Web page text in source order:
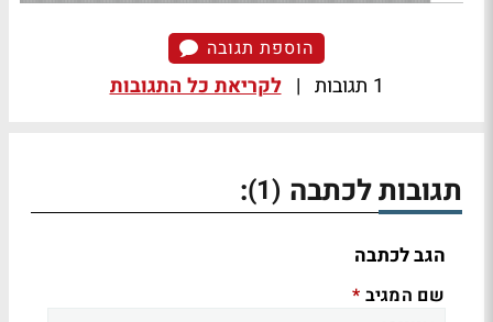
הוספת תגובה
1 תגובות | לקריאת כל התגובות
תגובות לכתבה (1)
:
הגב לכתבה
שם המגיב *